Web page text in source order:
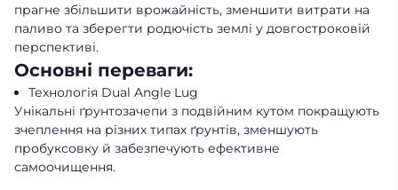
прагне збільшити врожайність, зменшити витрати на
паливо та зберегти родючість землі у довгостроковій
перспективі.
Основні переваги:
Технологія Dual Angle Lug
Унікальні ґрунтозачепи з подвійним кутом покращують
зчеплення на різних типах ґрунтів, зменшують
пробуксовку й забезпечують ефективне
самоочищення.